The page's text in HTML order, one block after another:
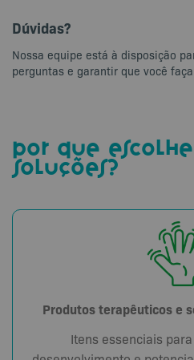
Dúvidas?
Nossa equipe está à disposição
perguntas e garantir que você
por que
soluções?
Produtos terapêuticos e
Itens essenciais